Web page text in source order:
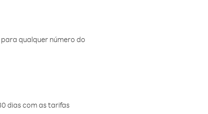
qualquer número do
dias com as tarifas